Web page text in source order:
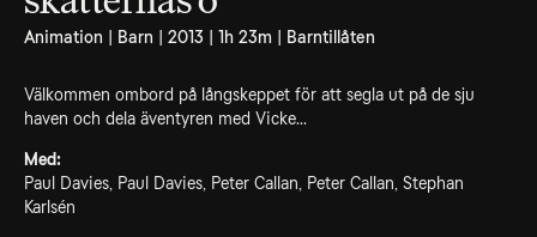
Animation | Barn | 2013 | 1h 23m | Barntillåten
Välkommen ombord på långskeppet för att segla ut på de sju
haven och dela äventyren med Vicke...
Med:
Paul Davies, Paul Davies, Peter Callan, Peter Callan, Stephan
Karlsén